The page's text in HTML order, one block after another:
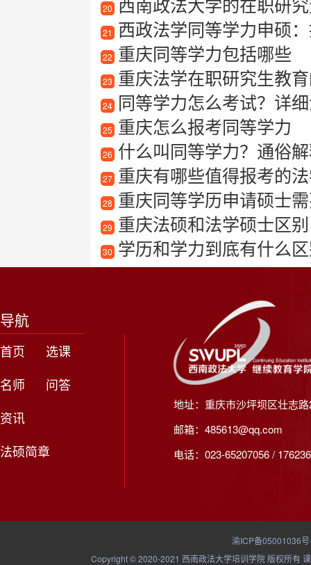
20
21 西政法学同等学力申硕
22 重庆同等学力包括哪些
23 重庆法学在职研究生教
24 同等学力怎么考试？详
25 重庆怎么报考同等学力
26 什么叫同等学力？通俗
27 重庆有哪些值得报考的
28 重庆同等学历申请硕士
29 重庆法硕和法学硕士区别
30 学历和学力到底有什么
导航
首页
选课
名师
问答
资讯
法硕简章
地址：重庆市沙坪坝区壮志
邮箱：485613@qq.com
电话：023-65207056 /
渝ICP备05001036
Copyright © 2020-2021 西南政法大学培训学院 版权所有